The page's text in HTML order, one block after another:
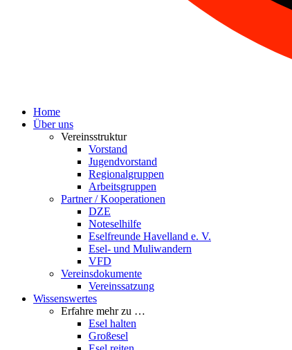
Home
Über uns
Vereinsstruktur
Vorstand
Jugendvorstand
Regionalgruppen
Arbeitsgruppen
Partner / Kooperationen
DZE
Noteselhilfe
Eselfreunde Havelland e. V.
Esel- und Muliwandern
VFD
Vereinsdokumente
Vereinssatzung
Wissenswertes
Erfahre mehr zu …
Esel halten
Großesel